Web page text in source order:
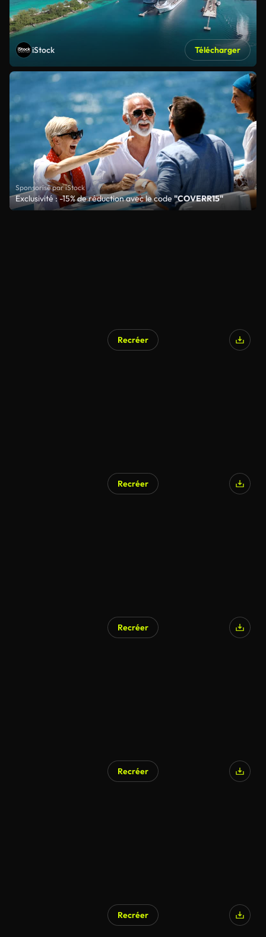
iStock Télécharger
Sponsorisé par iStock
Exclusivité : -15% de réduction avec le code"COVERR15"
Recréer
Recréer
Recréer
Recréer
Recréer